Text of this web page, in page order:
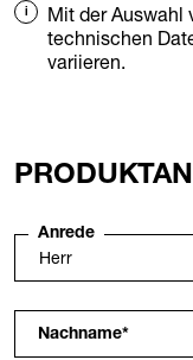
Mit der Auswahl
technischen
variieren.
Anrede
Nachname*